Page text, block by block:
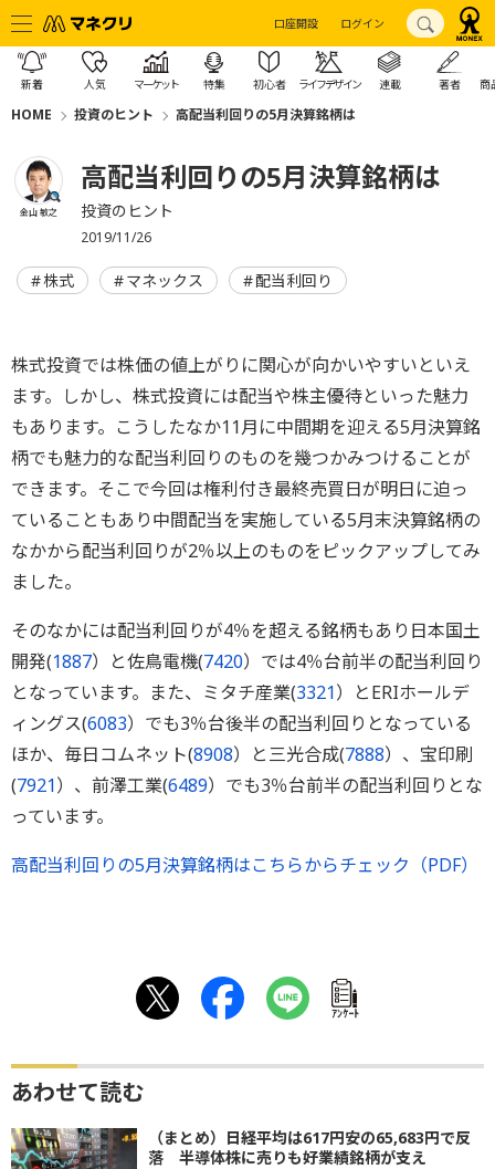
口座開設 ログイン
新着 人気 マーケット 特集 初心者 ライフデザイン 連載 著者 商
HOME 投資のヒント 高配当利回りの5月決算銘柄は
金山 敏之
高配当利回りの5月決算銘柄は
投資のヒント
2019/11/26
株式 マネックス 配当利回り
株式投資では株価の値上がりに関心が向かいやすいといえ
ます。しかし、株式投資には配当や株主優待といった魅力
もあります。こうしたなか11月に中間期を迎える5月決算銘
柄でも魅力的な配当利回りのものを幾つかみつけることが
できます。そこで今回は権利付き最終売買日が明日に迫っ
ていることもあり中間配当を実施している5月末決算銘柄の
なかから配当利回りが2％以上のものをピックアップしてみ
ました。
そのなかには配当利回りが4％を超える銘柄もあり日本国土
開発(1887）と佐鳥電機(7420）では4％台前半の配当利回り
となっています。また、ミタチ産業(3321）とERIホールデ
ィングス(6083）でも3％台後半の配当利回りとなっている
ほか、毎日コムネット(8908）と三光合成(7888）、宝印刷
(7921）、前澤工業(6489）でも3％台前半の配当利回りとな
っています。
高配当利回りの5月決算銘柄はこちらからチェック（PDF）
ｱﾝｹｰﾄ
あわせて読む
（まとめ）日経平均は617円安の65,683円で反
落 半導体株に売りも好業績銘柄が支え